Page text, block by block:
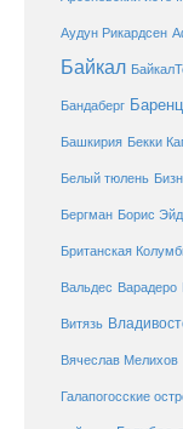
Аудун Рикардсен
Байкал
Бандаберг
Башкирия Бекки
Белый тюлень
Бергман Борис
Британская
Вальдес Варадеро
Витязь
Вячеслав Мелихов
Галапогосские